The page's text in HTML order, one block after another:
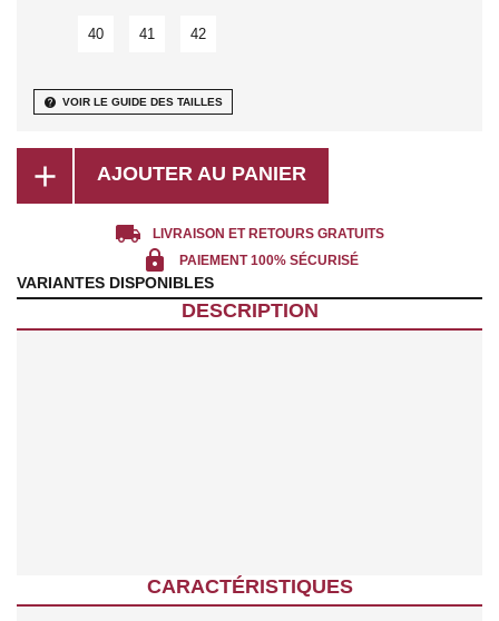
40 41 42
help VOIR LE GUIDE DES TAILLES
add AJOUTER AU PANIER
local_shipping LIVRAISON ET RETOURS GRATUITS
lock PAIEMENT 100% SÉCURISÉ
VARIANTES DISPONIBLES
DESCRIPTION
CARACTÉRISTIQUES